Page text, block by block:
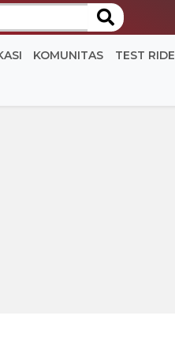
KOMUNITAS TEST RIDE